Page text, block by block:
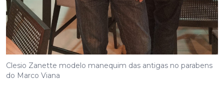
Clesio Zanette modelo manequim das antigas no parabens
do Marco Viana